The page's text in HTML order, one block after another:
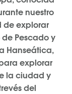
nuestro
de explorar
Pescado y
Hanseática,
explorar
la ciudad y
del